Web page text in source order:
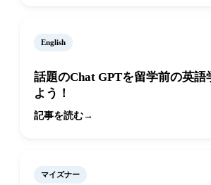
English
話題のChat GPTを留学前の英語
よう！
記事を読む
マイズナー